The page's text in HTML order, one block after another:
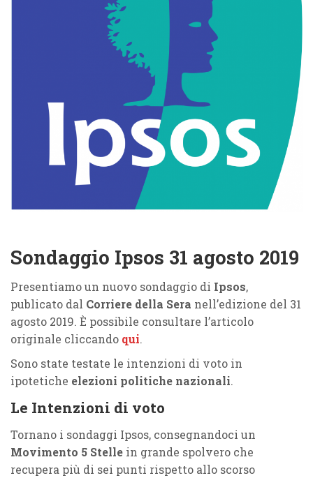
Sondaggio Ipsos 31 agosto 2019
Presentiamo un nuovo sondaggio di Ipsos,
publicato dal Corriere della Sera nell’edizione del 31
agosto 2019. È possibile consultare l’articolo
originale cliccando qui.
Sono state testate le intenzioni di voto in
ipotetiche elezioni politiche nazionali.
Le Intenzioni di voto
Tornano i sondaggi Ipsos, consegnandoci un
Movimento 5 Stelle in grande spolvero che
recupera più di sei punti rispetto allo scorso